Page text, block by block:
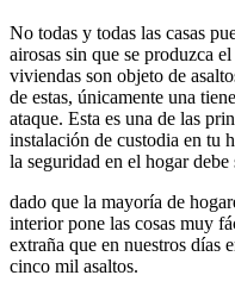
No todas y todas las casas
airosas sin que se produzca
viviendas son objeto de
de estas, únicamente una
ataque. Esta es una de las
instalación de custodia en tu
la seguridad en el hogar
dado que la mayoría de
interior pone las cosas muy
extraña que en nuestros días
cinco mil asaltos.